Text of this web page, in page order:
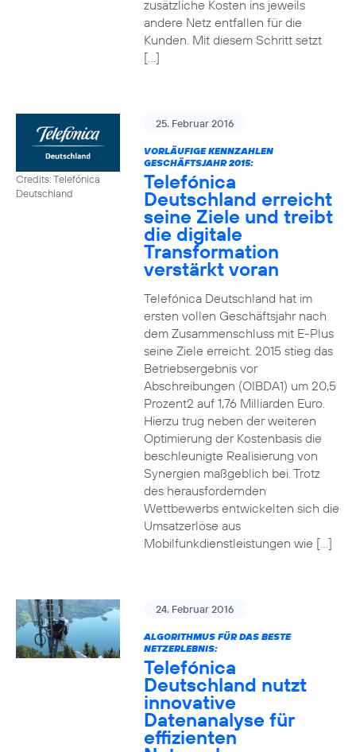
zusätzliche Kosten ins jeweils
andere Netz entfallen für die
Kunden. Mit diesem Schritt setzt
[…]
Credits: Telefónica
Deutschland
25. Februar 2016
VORLÄUFIGE KENNZAHLEN
GESCHÄFTSJAHR 2015:
Telefónica
Deutschland erreicht
seine Ziele und treibt
die digitale
Transformation
verstärkt voran
Telefónica Deutschland hat im
ersten vollen Geschäftsjahr nach
dem Zusammenschluss mit E-Plus
seine Ziele erreicht. 2015 stieg das
Betriebsergebnis vor
Abschreibungen (OIBDA1) um 20,5
Prozent2 auf 1,76 Milliarden Euro.
Hierzu trug neben der weiteren
Optimierung der Kostenbasis die
beschleunigte Realisierung von
Synergien maßgeblich bei. Trotz
des herausfordernden
Wettbewerbs entwickelten sich die
Umsatzerlöse aus
Mobilfunkdienstleistungen wie […]
24. Februar 2016
ALGORITHMUS FÜR DAS BESTE
NETZERLEBNIS:
Telefónica
Deutschland nutzt
innovative
Datenanalyse für
effizienten